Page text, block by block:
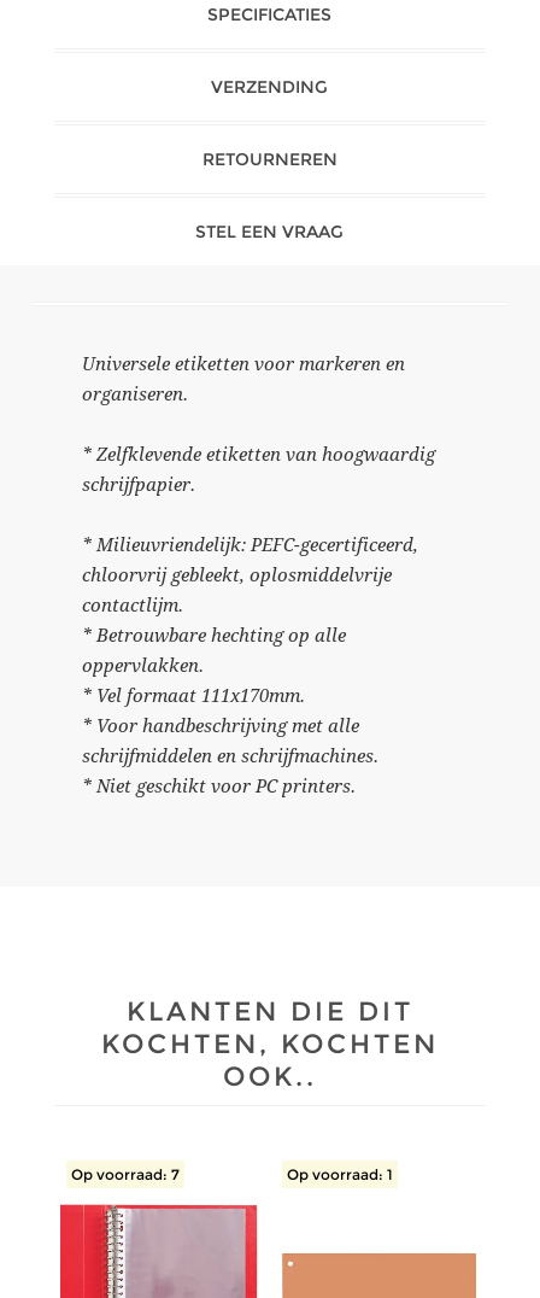
SPECIFICATIES
VERZENDING
RETOURNEREN
STEL EEN VRAAG
Universele etiketten voor markeren en
organiseren.
* Zelfklevende etiketten van hoogwaardig
schrijfpapier.
* Milieuvriendelijk: PEFC-gecertificeerd,
chloorvrij gebleekt, oplosmiddelvrije
contactlijm.
* Betrouwbare hechting op alle
oppervlakken.
* Vel formaat 111x170mm.
* Voor handbeschrijving met alle
schrijfmiddelen en schrijfmachines.
* Niet geschikt voor PC printers.
KLANTEN DIE DIT
KOCHTEN, KOCHTEN
OOK..
Op voorraad: 7 Op voorraad: 1